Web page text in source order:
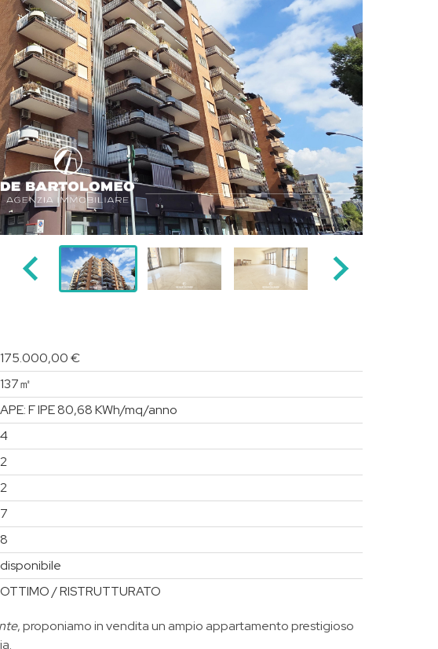
175.000,00 €
137㎡
APE: F IPE 80,68 KWh/mq/anno
4
2
2
7
8
disponibile
OTTIMO / RISTRUTTURATO
, proponiamo in vendita un ampio appartamento prestigioso